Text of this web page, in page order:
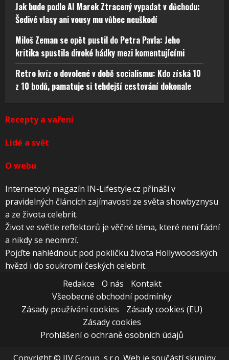
Jak bude podle AI Marek Ztracený vypadat v důchodu:
Šedivé vlasy ani vousy mu vůbec neuškodí
Miloš Zeman se opět pustil do Petra Pavla: Jeho
kritika spustila divoké hádky mezi komentujícími
Retro kvíz o dovolené v době socialismu: Kdo získá 10
z 10 bodů, pamatuje si tehdejší cestování dokonale
Recepty a vaření
Lidé a svět
O webu
Internetový magazín IN-Lifestyle.cz přináší v
pravidelných článcích zajímavosti ze světa showbyznysu
a ze života celebrit.
Život ve světle reflektorů je věčné téma, které není fádní
a nikdy se neomrzí.
Pojďte nahlédnout pod pokličku života Hollywoodských
hvězd i do soukromí českých celebrit.
Redakce
O nás
Kontakt
Všeobecné obchodní podmínky
Zásady používání cookies
Zásady cookies (EU)
Zásady cookies
Prohlášení o ochraně osobních údajů